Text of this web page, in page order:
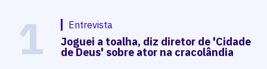
1 Entrevista
Joguei a toalha, diz diretor de 'Cidade
de Deus' sobre ator na cracolândia